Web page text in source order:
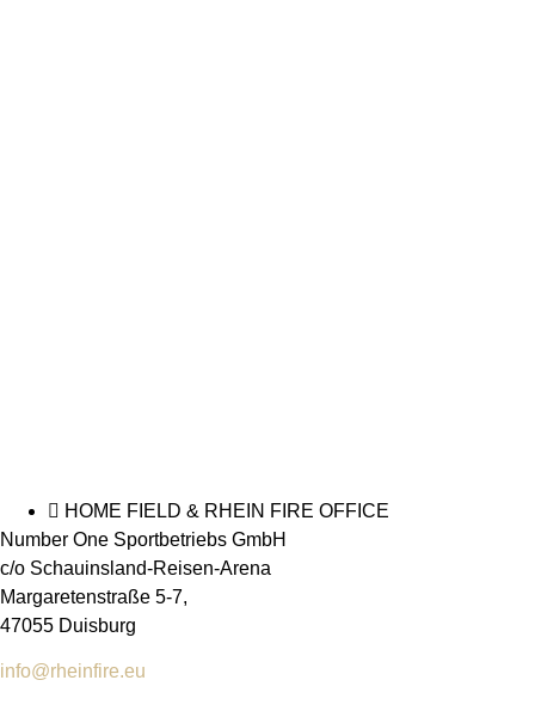
HOME FIELD & RHEIN FIRE OFFICE
Number One Sportbetriebs GmbH
c/o Schauinsland-Reisen-Arena
Margaretenstraße 5-7,
47055 Duisburg
info@rheinfire.eu